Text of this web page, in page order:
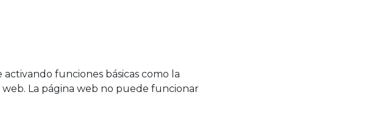
funciones básicas como la
web. La página web no puede funcionar